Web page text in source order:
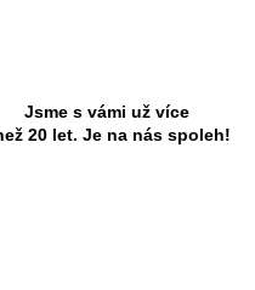
Jsme s vámi už více
20 let. Je na nás spoleh!